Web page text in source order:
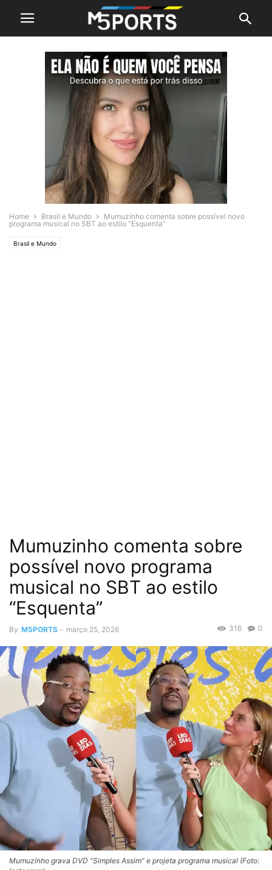
Home Brasil e Mundo
Mumuzinho comenta sobre possível novo
programa musical no SBT ao estilo “Esquenta”
Brasil e Mundo
Mumuzinho comenta sobre
possível novo programa
musical no SBT ao estilo
“Esquenta”
By M5PORTS - março 25, 2026 0
316
Mumuzinho grava DVD “Simples Assim” e projeta programa musical (Foto: